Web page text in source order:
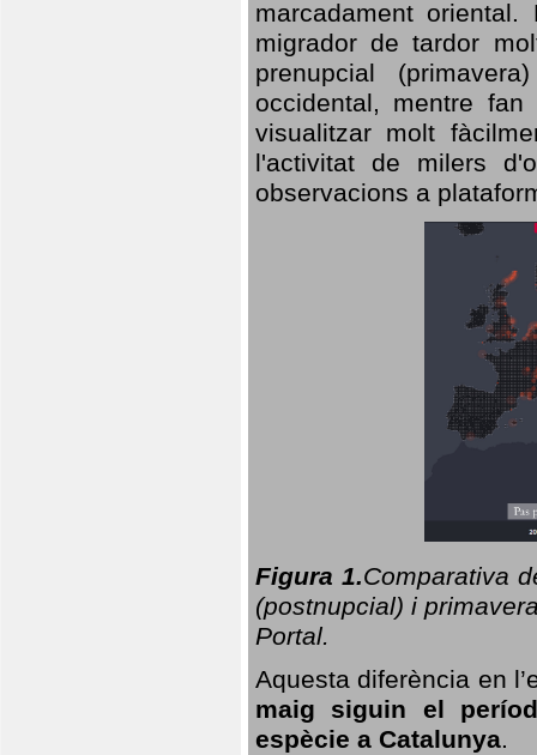
marcadament
migrador de tardor
prenupcial
occidental, mentre
visualitzar molt
l'activitat de milers
observacions a
Figura 1.Comparativa
(postnupcial) i
Portal.
Aquesta diferència en
maig siguin el
espècie a Catalunya.